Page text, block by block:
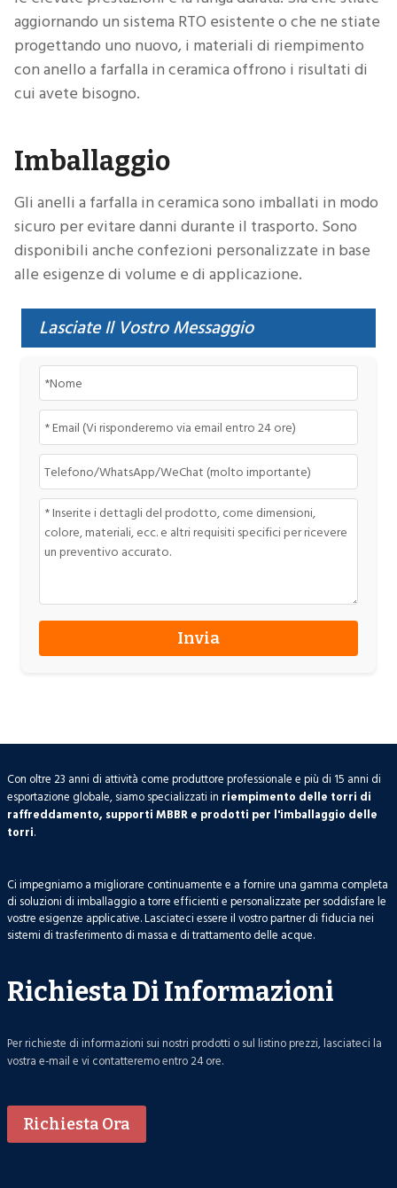
aggiornando un sistema RTO esistente o che ne stiate
progettando uno nuovo, i materiali di riempimento
con anello a farfalla in ceramica offrono i risultati di
cui avete bisogno.
Imballaggio
Gli anelli a farfalla in ceramica sono imballati in modo
sicuro per evitare danni durante il trasporto. Sono
disponibili anche confezioni personalizzate in base
alle esigenze di volume e di applicazione.
Lasciate Il Vostro Messaggio
Con oltre 23 anni di attività come produttore professionale e più di 15 anni di
esportazione globale, siamo specializzati in riempimento delle torri di
raffreddamento, supporti MBBR e prodotti per l'imballaggio delle
torri.
Ci impegniamo a migliorare continuamente e a fornire una gamma completa
di soluzioni di imballaggio a torre efficienti e personalizzate per soddisfare le
vostre esigenze applicative. Lasciateci essere il vostro partner di fiducia nei
sistemi di trasferimento di massa e di trattamento delle acque.
Richiesta Di Informazioni
Per richieste di informazioni sui nostri prodotti o sul listino prezzi, lasciateci la
vostra e-mail e vi contatteremo entro 24 ore.
Richiesta Ora